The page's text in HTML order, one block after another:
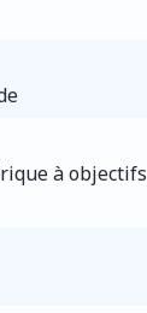
à objectifs